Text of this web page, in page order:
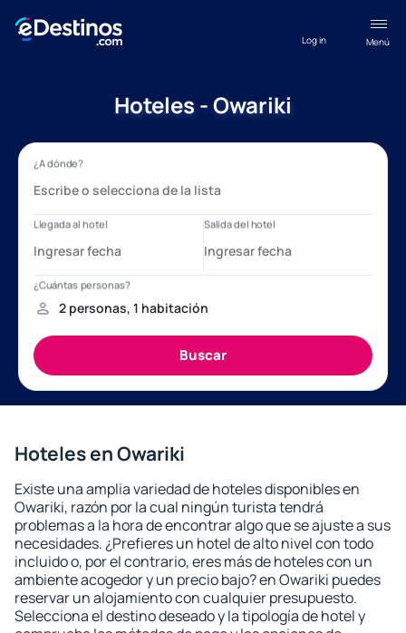
Menú
Log in
Hoteles - Owariki
Hoteles en Owariki
Existe una amplia variedad de hoteles disponibles en
Owariki, razón por la cual ningún turista tendrá
problemas a la hora de encontrar algo que se ajuste a sus
necesidades. ¿Prefieres un hotel de alto nivel con todo
incluido o, por el contrario, eres más de hoteles con un
ambiente acogedor y un precio bajo? en Owariki puedes
reservar un alojamiento con cualquier presupuesto.
Selecciona el destino deseado y la tipología de hotel y